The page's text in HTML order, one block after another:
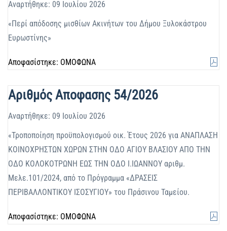
Αναρτήθηκε: 09 Ιουλίου 2026
«Περί απόδοσης μισθίων Ακινήτων του Δήμου Ξυλοκάστρου
Ευρωστίνης»
Αποφασίστηκε: ΟΜΟΦΩΝΑ
Αριθμός Αποφασης 54/2026
Αναρτήθηκε: 09 Ιουλίου 2026
«Τροποποίηση προϋπολογισμού οικ. Έτους 2026 για ΑΝΑΠΛΑΣΗ
ΚΟΙΝΟΧΡΗΣΤΩΝ ΧΩΡΩΝ ΣΤΗΝ ΟΔΟ ΑΓΙΟΥ ΒΛΑΣΙΟΥ ΑΠΟ ΤΗΝ
ΟΔΟ ΚΟΛΟΚΟΤΡΩΝΗ ΕΩΣ ΤΗΝ ΟΔΟ Ι.ΙΩΑΝΝΟΥ αριθμ.
Μελε.101/2024, από το Πρόγραμμα «ΔΡΑΣΕΙΣ
ΠΕΡΙΒΑΛΛΟΝΤΙΚΟΥ ΙΣΟΣΥΓΙΟΥ» του Πράσινου Ταμείου.
Αποφασίστηκε: ΟΜΟΦΩΝΑ